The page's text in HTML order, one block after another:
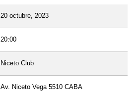
20 octubre, 2023
20:00
Niceto Club
Av. Niceto Vega 5510 CABA